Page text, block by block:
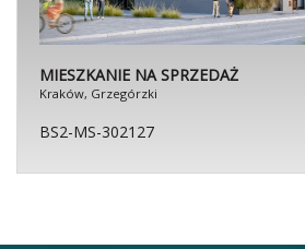
MIESZKANIE NA SPRZEDAŻ
Kraków, Grzegórzki
BS2-MS-302127